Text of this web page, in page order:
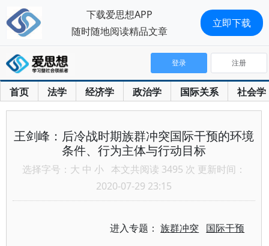
首页 法学 经济学 政治学 国际关系 社会学
登录 注册
王剑峰：后冷战时期族群冲突国际干预的环境
条件、行为主体与行动目标
选择字号： 大 中 小 本文共阅读 3495 次 更新时间：
2020-07-29 23:15
进入专题：族群冲突 国际干预
下载爱思想APP
随时随地阅读精品文章
立即下载